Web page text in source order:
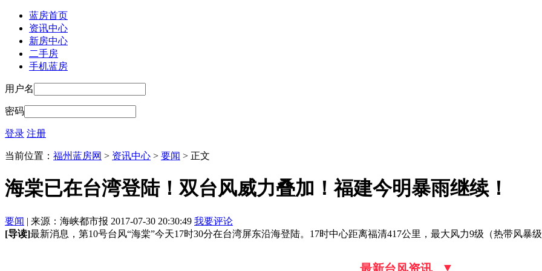
蓝房首页
资讯中心
新房中心
二手房
手机蓝房
用户名
密码
登录 注册
当前位置： 福州蓝房网 > 资讯中心 > 要闻 > 正文
海棠已在台湾登陆！双台风威力叠加！福建今明暴雨继续！
要闻 | 来源：海峡都市报 2017-07-30 20:30:49 我要评论
[导读]最新消息，第10号台风“海棠”今天17时30分在台湾屏东沿海登陆。17时中心距离福清417公里，最大风力9级（热带风暴级
▼